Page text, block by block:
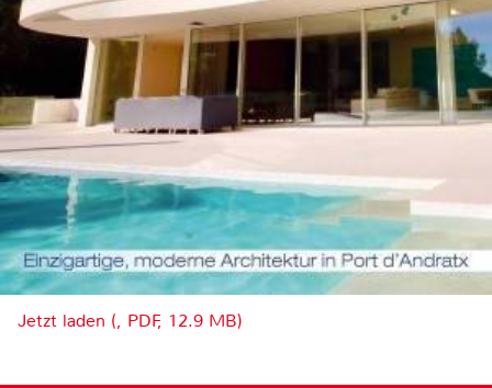
Jetzt laden (, PDF, 12.9 MB)